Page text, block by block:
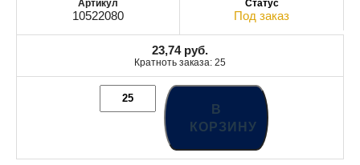
10522080 Под заказ
23,74 руб.
Кратноть заказа: 25
В
КОРЗИНУ